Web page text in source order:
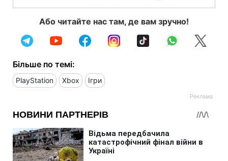
Або читайте нас там, де вам зручно!
Більше по темі:
PlayStation Xbox Ігри